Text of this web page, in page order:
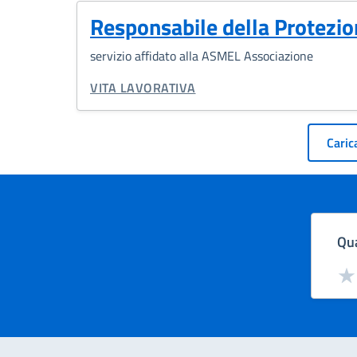
Responsabile della
servizio affidato alla ASMEL Associazione
CATEGORIA CORRELATA:
VITA LAVORATIVA